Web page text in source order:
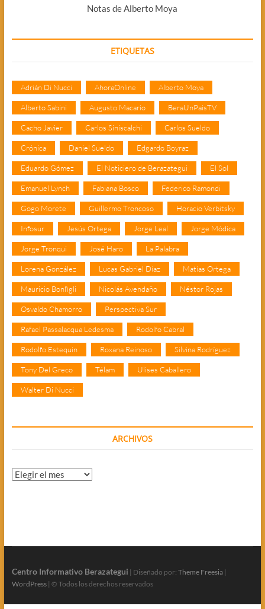
Notas de Alberto Moya
ETIQUETAS
Adrián Di Nucci AhoraOnline Alberto Moya
Alberto Sabini Augusto Macario BeraUnPaisTV
Cacho Javier Carlos Siniscalchi Carlos Sueldo
Crónica Daniel Sueldo Edgardo Boyraz
Eduardo Gómez El Noticiero de Berazategui El Sol
Emanuel Lynch Fabiana Bosco Federico Ramondi
Gogo Morete Guillermo Troncoso Horacio Verbitsky
Infosur Jesús Ortega Jorge Leal Jorge Módica
Jorge Tronqui José Haro La Palabra
Lorena González Lucas Gabriel Díaz Matías Ortega
Mauricio Bonfigli Nicolás Avendaño Néstor Rojas
Osvaldo Chamorro Perspectiva Sur
Rafael Passalacqua Ledesma Rodolfo Cabral
Rodolfo Estequin Roxana Reinoso Silvina Rodríguez
Tony Del Greco Télam Ulises Caballero
Walter Di Nucci
ARCHIVOS
Archivos
Centro Informativo Berazategui | Diseñado por: Theme Freesia|
WordPress| © Todos los derechos reservados